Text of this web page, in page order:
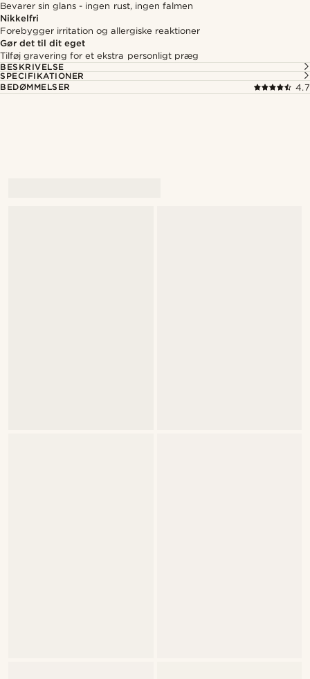
Bevarer sin glans - ingen rust, ingen falmen
Nikkelfri
Forebygger irritation og allergiske reaktioner
Gør det til dit eget
Tilføj gravering for et ekstra personligt præg
BESKRIVELSE
SPECIFIKATIONER
BEDØMMELSER
4.7